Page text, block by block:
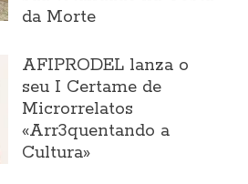
da Morte
AFIPRODEL lanza o
seu I Certame de
Microrrelatos
«Arr3quentando a
Cultura»